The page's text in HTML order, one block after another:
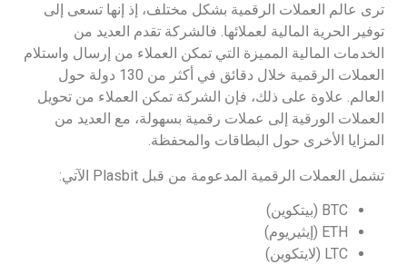
ترى عالم العملات الرقمية بشكل مختلف، إذ إنها تسعى إلى
توفير الحرية المالية لعملائها. فالشركة تقدم العديد من
الخدمات المالية المميزة التي تمكن العملاء من إرسال واستلام
العملات الرقمية خلال دقائق في أكثر من 130 دولة حول
العالم. علاوة على ذلك، فإن الشركة تمكن العملاء من تحويل
العملات الورقية إلى عملات رقمية بسهولة، مع العديد من
المزايا الأخرى حول البطاقات والمحفظة.
تشمل العملات الرقمية المدعومة من قبل Plasbit الآتي:
BTC (بيتكوين)
ETH (إيثيريوم)
LTC (لايتكوين)